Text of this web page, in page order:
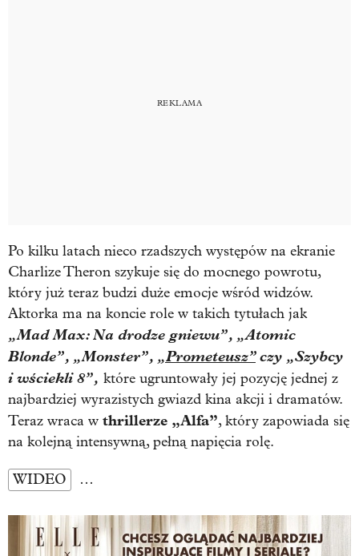
Po kilku latach nieco rzadszych występów na ekranie
Charlize Theron szykuje się do mocnego powrotu,
który już teraz budzi duże emocje wśród widzów.
Aktorka ma na koncie role w takich tytułach jak
„Mad Max: Na drodze gniewu”, „Atomic
Blonde”, „Monster”, „Prometeusz”czy „Szybcy
i wściekli 8”, które ugruntowały jej pozycję jednej z
najbardziej wyrazistych gwiazd kina akcji i dramatów.
Teraz wraca w thrillerze „Alfa”, który zapowiada się
na kolejną intensywną, pełną napięcia rolę.
WIDEO …